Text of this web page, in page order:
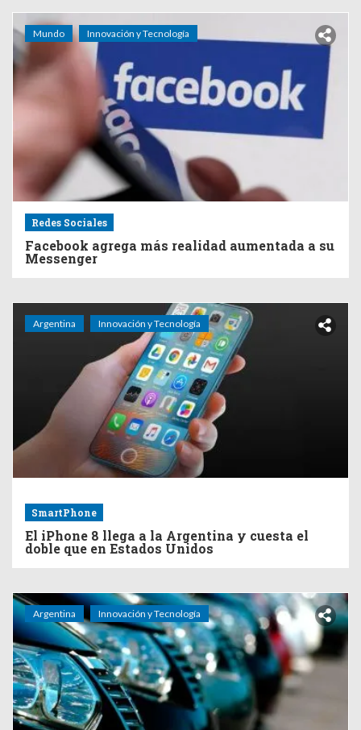
Mundo Innovación y Tecnología
Redes Sociales
Facebook agrega más realidad aumentada a su
Messenger
Argentina Innovación y Tecnología
SmartPhone
El iPhone 8 llega a la Argentina y cuesta el
doble que en Estados Unidos
Argentina Innovación y Tecnología